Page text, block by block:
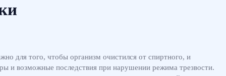
для того, чтобы организм очистился от спиртного, и
и возможные последствия при нарушении режима трезвости.